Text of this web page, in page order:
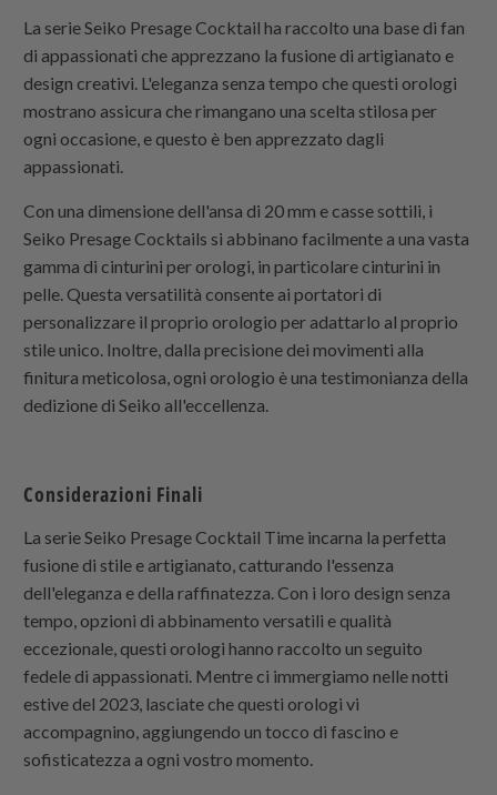
La serie Seiko Presage Cocktail ha raccolto una base di fan
di appassionati che apprezzano la fusione di artigianato e
design creativi. L'eleganza senza tempo che questi orologi
mostrano assicura che rimangano una scelta stilosa per
ogni occasione, e questo è ben apprezzato dagli
appassionati.
Con una dimensione dell'ansa di 20 mm e casse sottili, i
Seiko Presage Cocktails si abbinano facilmente a una vasta
gamma di cinturini per orologi, in particolare cinturini in
pelle. Questa versatilità consente ai portatori di
personalizzare il proprio orologio per adattarlo al proprio
stile unico. Inoltre, dalla precisione dei movimenti alla
finitura meticolosa, ogni orologio è una testimonianza della
dedizione di Seiko all'eccellenza.
Considerazioni Finali
La serie Seiko Presage Cocktail Time incarna la perfetta
fusione di stile e artigianato, catturando l'essenza
dell'eleganza e della raffinatezza. Con i loro design senza
tempo, opzioni di abbinamento versatili e qualità
eccezionale, questi orologi hanno raccolto un seguito
fedele di appassionati. Mentre ci immergiamo nelle notti
estive del 2023, lasciate che questi orologi vi
accompagnino, aggiungendo un tocco di fascino e
sofisticatezza a ogni vostro momento.